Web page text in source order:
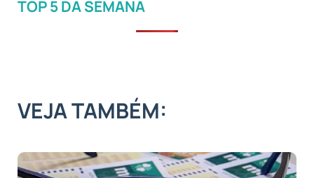
TOP 5 DA SEMANA
VEJA TAMBÉM: